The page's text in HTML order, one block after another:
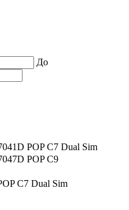
До
POP C7 Dual Sim
POP C9
C7 Dual Sim